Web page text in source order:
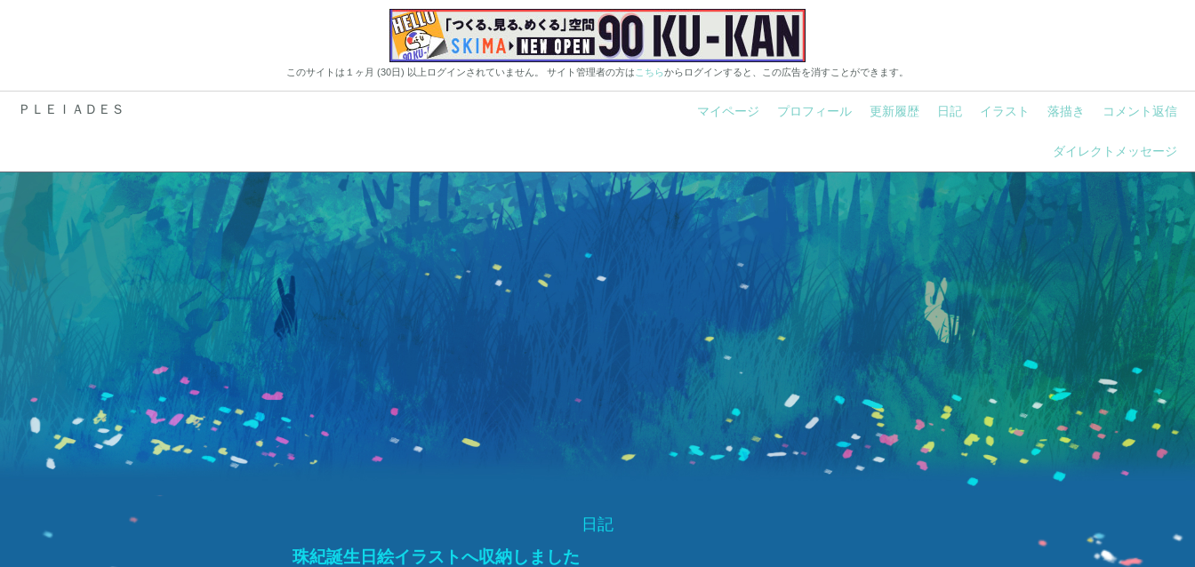
このサイトは１ヶ月 (30日) 以上ログインされていません。 サイト管理者の方は こちらからログインすると、この広告を消すことができます。
ＰＬＥＩＡＤＥＳ マイページ プロフィール 更新履歴 日記 イラスト 落描き コメント返信
ダイレクトメッセージ
日記
珠紀誕生日絵イラストへ収納しました